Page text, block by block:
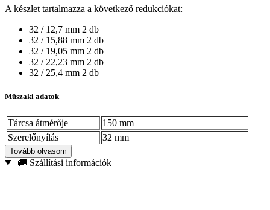
A készlet tartalmazza a következő redukciókat:
32 / 12,7 mm 2 db
32 / 15,88 mm 2 db
32 / 19,05 mm 2 db
32 / 22,23 mm 2 db
32 / 25,4 mm 2 db
Műszaki adatok
Tárcsa átmérője
150 mm
Szerelőnyílás
32 mm
Redukciók a készletben
Anyag
0,3 mm acélhuzal
Tovább olvasom
🚚 Szállítási információk